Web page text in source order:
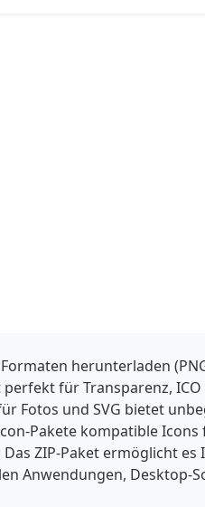
herunterladen
für Transparenz,
Fotos und SVG bietet
Pakete kompatible
ZIP-Paket ermöglicht
Anwendungen, Desktop-